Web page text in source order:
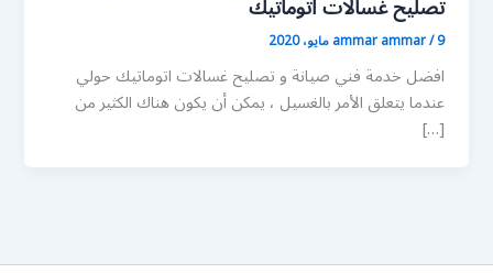
ammar ammar/9 مايو، 2020
افضل خدمة فني صيانة و تصليح غسالات اتوماتيك حولي
عندما يتعلق الأمر بالغسيل ، يمكن أن يكون هناك الكثير من
[…]